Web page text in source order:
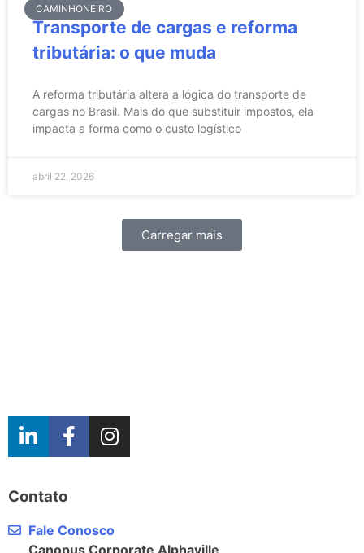
CAMINHONEIRO
Transporte de cargas e reforma
tributária: o que muda
A reforma tributária altera a lógica do transporte de
cargas no Brasil. Mais do que substituir impostos, ela
impacta a forma como o custo logístico
abril 22, 2026
Carregar mais
Contato
Fale Conosco
Canopus Corporate Alphaville